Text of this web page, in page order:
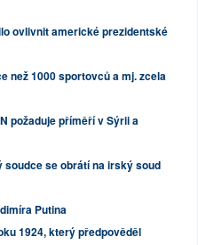
ovlivnit americké prezidentské
než 1000 sportovců a mj. zcela
požaduje příměří v Sýrii a
soudce se obrátí na irský soud
Putina
1924, který předpověděl